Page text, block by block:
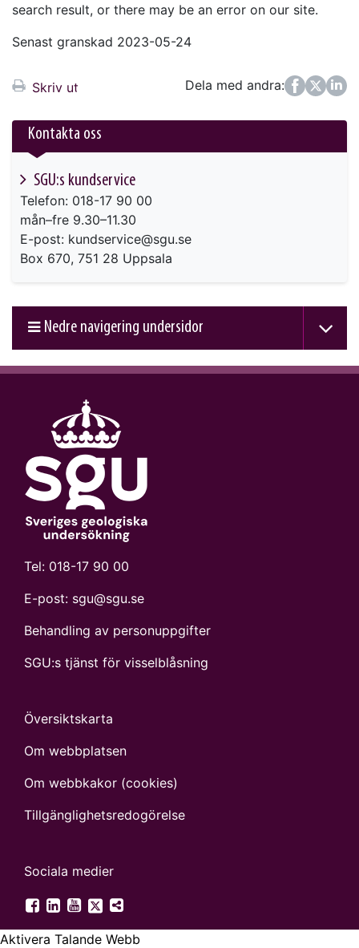
search result, or there may be an error on our site.
Senast granskad 2023-05-24
Skriv ut Dela med andra:
FacebookTwitter
LinkedIn
Kontakta oss
SGU:s kundservice
Telefon: 018-17 90 00
mån–fre 9.30–11.30
E-post: kundservice@sgu.se
Box 670, 751 28 Uppsala
Nedre navigering undersidor
Tel: 018-17 90 00
E-post: sgu@sgu.se
Behandling av personuppgifter
SGU:s tjänst för visselblåsning
Översiktskarta
Om webbplatsen
Om webbkakor (cookies)
Tillgänglighets­redogörelse
Sociala medier
SGU på Facebook
SGU på LinkedIn
SGU på YouTube
SGU på Twitter
Fler digitala kanaler
Aktivera Talande Webb